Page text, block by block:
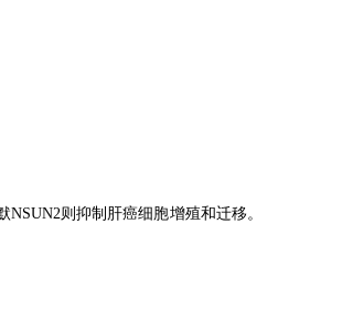
NSUN2则抑制肝癌细胞增殖和迁移。